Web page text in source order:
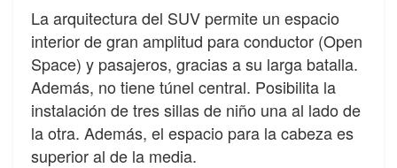
La arquitectura del SUV permite un espacio
interior de gran amplitud para conductor (Open
Space) y pasajeros, gracias a su larga batalla.
Además, no tiene túnel central. Posibilita la
instalación de tres sillas de niño una al lado de
la otra. Además, el espacio para la cabeza es
superior al de la media.